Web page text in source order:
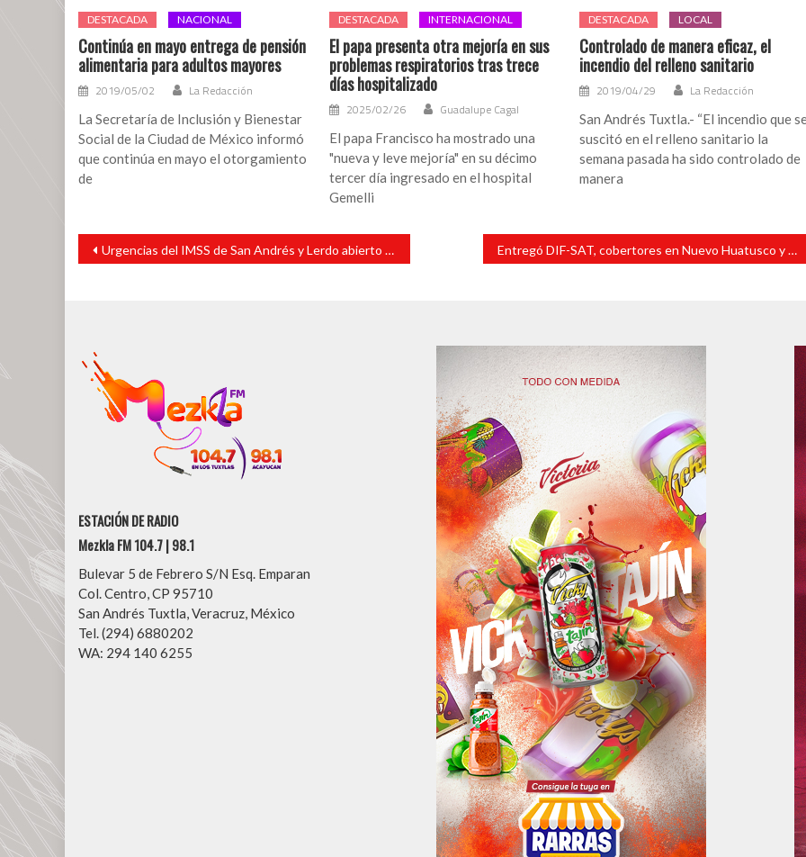
DESTACADA NACIONAL
Continúa en mayo entrega de pensión
alimentaria para adultos mayores
2019/05/02 La Redacción
La Secretaría de Inclusión y Bienestar
Social de la Ciudad de México informó
que continúa en mayo el otorgamiento
de
DESTACADA INTERNACIONAL
El papa presenta otra mejoría en sus
problemas respiratorios tras trece
días hospitalizado
2025/02/26 Guadalupe Cagal
El papa Francisco ha mostrado una
"nueva y leve mejoría" en su décimo
tercer día ingresado en el hospital
Gemelli
DESTACADA LOCAL
Controlado de manera eficaz, el
incendio del relleno sanitario
2019/04/29 La Redacción
San Andrés Tuxtla.- “El incendio que
suscitó en el relleno sanitario la
semana pasada ha sido controlado de
manera
Navegación
entradas
Urgencias del IMSS de San Andrés y Lerdo abierto 25 de diciembre y año nuevo Entregó DIF-SAT, cobertores en Nuevo Huatusco y Enrique López Huitrón
ESTACIÓN DE RADIO
Mezkla FM 104.7 | 98.1
Bulevar 5 de Febrero S/N Esq. Emparan
Col. Centro, CP 95710
San Andrés Tuxtla, Veracruz, México
Tel. (294) 6880202
WA: 294 140 6255